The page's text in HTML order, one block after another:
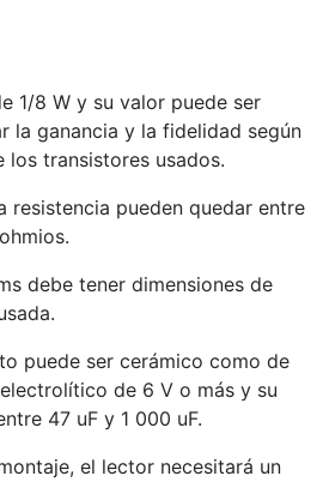
1/8 W y su valor puede ser
la ganancia y la fidelidad según
los transistores usados.
resistencia pueden quedar entre
debe tener dimensiones de
puede ser cerámico como de
de 6 V o más y su
47 uF y 1 000 uF.
el lector necesitará un